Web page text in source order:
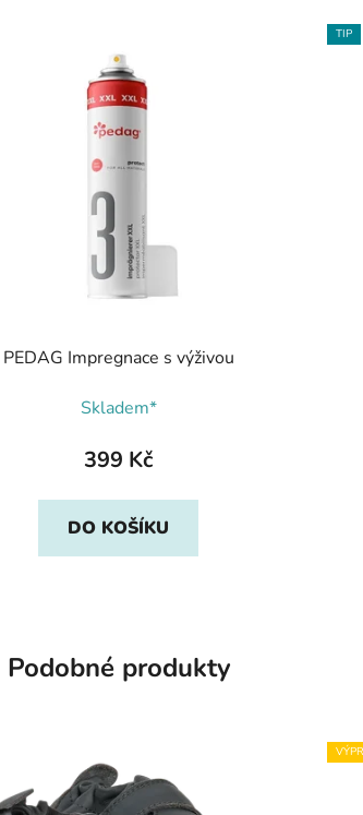
PEDAG Impregnace s výživou
Skladem*
399 Kč
DO KOŠÍKU
TIP
Podobné produkty